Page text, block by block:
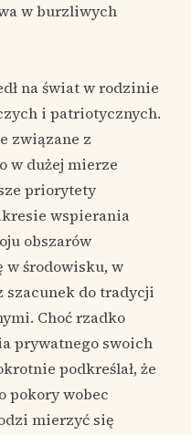
w burzliwych
na świat w rodzinie
i patriotycznych.
związane z
w dużej mierze
priorytety
wspierania
obszarów
w środowisku, w
szacunek do tradycji
Choć rzadko
prywatnego swoich
podkreślał, że
pokory wobec
mierzyć się